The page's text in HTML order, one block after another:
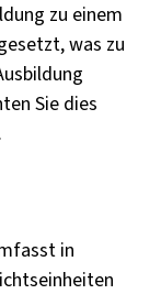
zu einem
was zu
Sie dies
in